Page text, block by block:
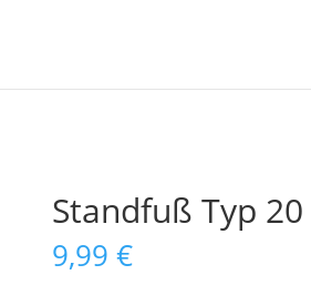
Standfuß Typ 20
9,99 €